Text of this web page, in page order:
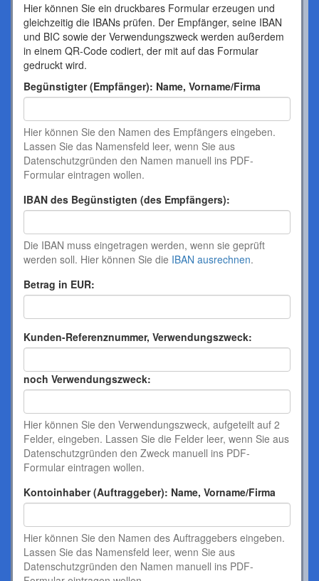
Hier können Sie ein druckbares Formular erzeugen und
gleichzeitig die IBANs prüfen. Der Empfänger, seine IBAN
und BIC sowie der Verwendungszweck werden außerdem
in einem QR-Code codiert, der mit auf das Formular
gedruckt wird.
Begünstigter (Empfänger): Name, Vorname/Firma
Hier können Sie den Namen des Empfängers eingeben.
Lassen Sie das Namensfeld leer, wenn Sie aus
Datenschutzgründen den Namen manuell ins PDF-
Formular eintragen wollen.
IBAN des Begünstigten (des Empfängers):
Die IBAN muss eingetragen werden, wenn sie geprüft
werden soll. Hier können Sie die IBAN ausrechnen.
Betrag in EUR:
Kunden-Referenznummer, Verwendungszweck:
noch Verwendungszweck:
Hier können Sie den Verwendungszweck, aufgeteilt auf 2
Felder, eingeben. Lassen Sie die Felder leer, wenn Sie aus
Datenschutzgründen den Zweck manuell ins PDF-
Formular eintragen wollen.
Kontoinhaber (Auftraggeber): Name, Vorname/Firma
Hier können Sie den Namen des Auftraggebers eingeben.
Lassen Sie das Namensfeld leer, wenn Sie aus
Datenschutzgründen den Namen manuell ins PDF-